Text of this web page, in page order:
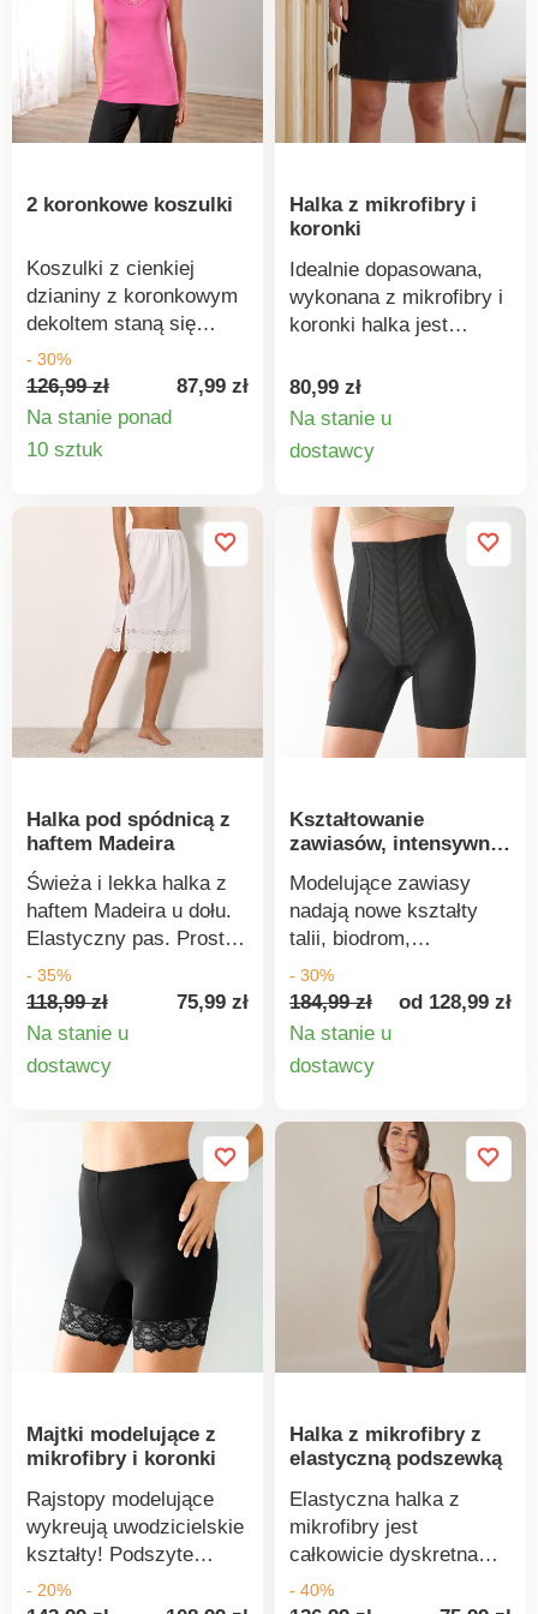
biustonosz. Prać w
pralce w temperaturze
30°C. Podczas
składania zamówienia
należy podać rozmiar.
2 koronkowe koszulki
Koszulki z cienkiej
dzianiny z koronkowym
dekoltem staną się
podstawą Twojej
garderoby. 100%
bawełny. Koronkowy
dekolt. Ramiączka.
- 30%
126,99 zł
87,99 zł
Na stanie ponad
10 sztuk
Halka z mikrofibry i
koronki
Idealnie dopasowana,
wykonana z mikrofibry i
koronki halka jest
Elastyczna mikrofibra.
Elastyczna talia. Prosty
lamówką. Środkowy
Można prać w pralce.
80,99 zł
Na stanie u
dostawcy
Halka pod spódnicą z
haftem Madeira
Świeża i lekka halka z
haftem Madeira u dołu.
Elastyczny pas. Prosty
krój. Rozcięcie z boku.
Można prać w pralce.
- 35%
118,99 zł
75,99 zł
Na stanie u
dostawcy
Kształtowanie
zawiasów, intensywne
Modelujące zawiasy
nadają nowe kształty
talii, biodrom,
pośladkom i udach!
Poziom dopasowania:
intensywny (3 z 3).
wzmacniający dla efektu
Elastyczny pas z
silikonową taśmą
antypoślizgową.
Standard 100 według
Oeko-Tex (nr CQ 1216/3
IFTH). Ten znak
identyfikuje produkty
tekstylne poddane
testom laboratoryjnym
szkodliwych, a produkt
jest bezpieczny w
użyciu, wykraczając
poza obowiązujące
normy. Można prać w
- 30%
184,99 zł
od 128,99 zł
Na stanie u
dostawcy
Majtki modelujące z
mikrofibry i koronki
Rajstopy modelujące
wykreują uwodzicielskie
kształty! Podszyte
ściągającym tiulem,
figlarnie modelują i
- 20%
Halka z mikrofibry z
elastyczną podszewką
Elastyczna halka z
mikrofibry jest
całkowicie dyskretna
pod ubraniem.
Wykonana z elastycznej
- 40%